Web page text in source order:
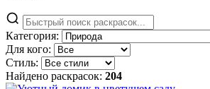
Категория:
Для кого:
Стиль:
Найдено раскрасок: 204